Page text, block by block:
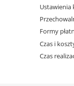
Ustawienia
Formy
Czas i
Czas